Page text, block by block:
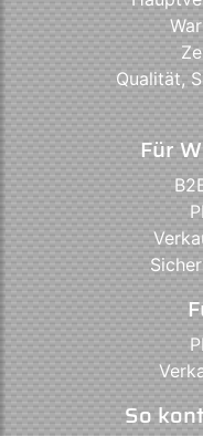
Qualität,
Für
So